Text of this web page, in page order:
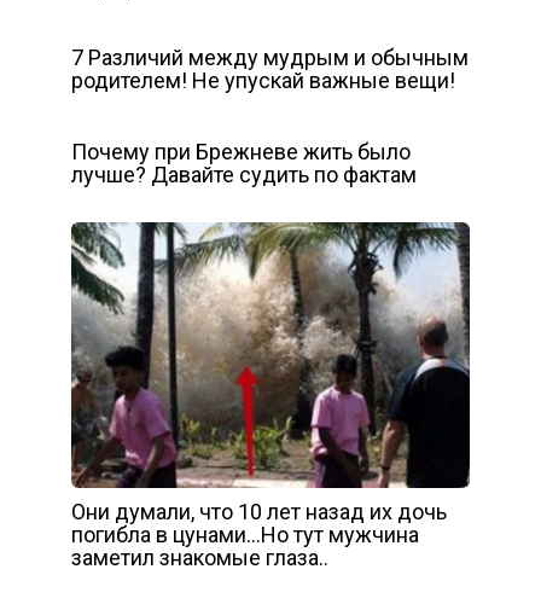
7 Различий между мудрым и обычным
родителем! Не упускай важные вещи!
Почему при Брежневе жить было
лучше? Давайте судить по фактам
Они думали, что 10 лет назад их дочь
погибла в цунами…Но тут мужчина
заметил знакомые глаза..